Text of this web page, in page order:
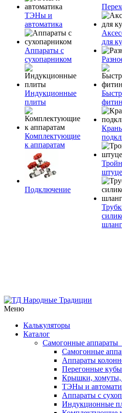
ТЭНы и
автоматика
Аппараты с
сухопарником
Индукционные
плиты
Комплектующие
к аппаратам
Подключение
для
Меню
Калькуляторы
Каталог
Самогонные аппараты
Самогонные
Аппараты
Перегонные
Крышки, хомуты,
ТЭНы и
Аппараты с
Индукционные